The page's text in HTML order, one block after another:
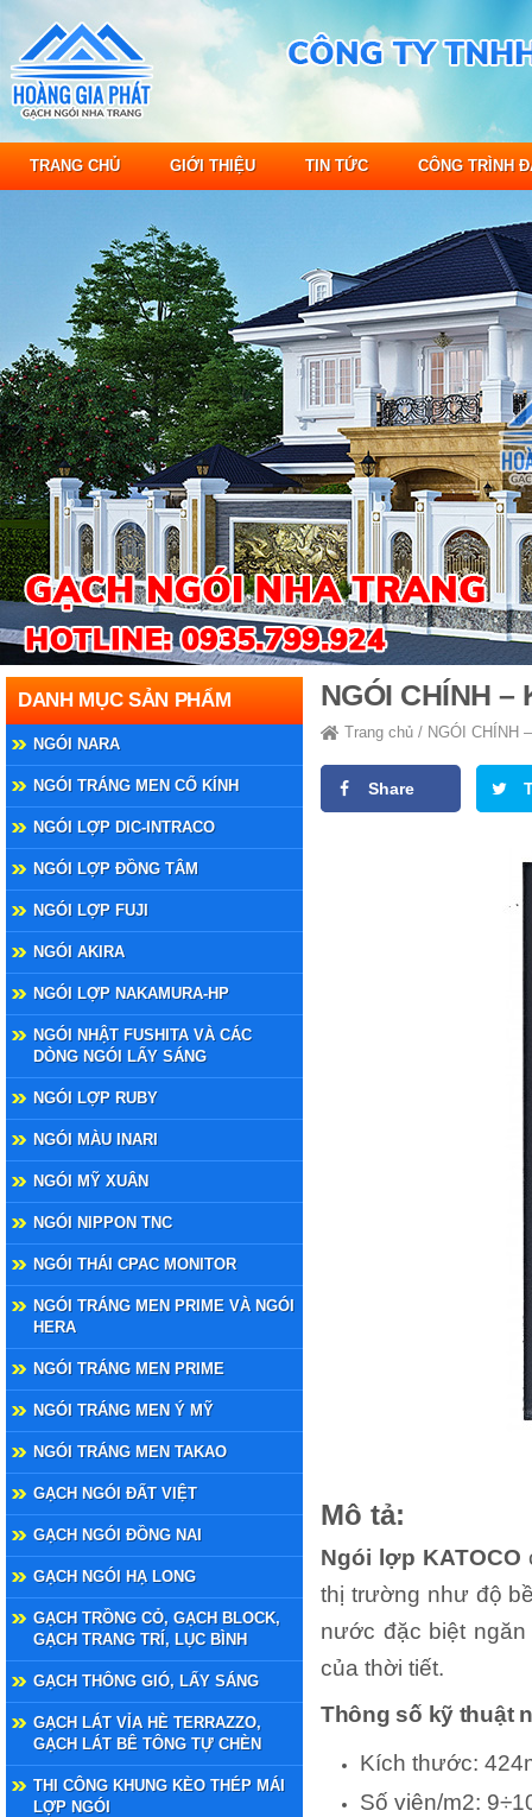
TRANG CHỦ GIỚI THIỆU TIN TỨC CÔNG TRÌNH
DANH MỤC SẢN PHẨM
NGÓI NARA
NGÓI TRÁNG MEN CỔ KÍNH
NGÓI LỢP DIC-INTRACO
NGÓI LỢP ĐỒNG TÂM
NGÓI LỢP FUJI
NGÓI AKIRA
NGÓI LỢP NAKAMURA-HP
NGÓI NHẬT FUSHITA VÀ CÁC
DÒNG NGÓI LẤY SÁNG
NGÓI LỢP RUBY
NGÓI MÀU INARI
NGÓI MỸ XUÂN
NGÓI NIPPON TNC
NGÓI THÁI CPAC MONITOR
NGÓI TRÁNG MEN PRIME VÀ NGÓI
HERA
NGÓI TRÁNG MEN PRIME
NGÓI TRÁNG MEN Ý MỸ
NGÓI TRÁNG MEN TAKAO
GẠCH NGÓI ĐẤT VIỆT
GẠCH NGÓI ĐỒNG NAI
GẠCH NGÓI HẠ LONG
GẠCH TRỒNG CỎ, GẠCH BLOCK,
GẠCH TRANG TRÍ, LỤC BÌNH
GẠCH THÔNG GIÓ, LẤY SÁNG
GẠCH LÁT VỈA HÈ TERRAZZO,
GẠCH LÁT BÊ TÔNG TỰ CHÈN
THI CÔNG KHUNG KÈO THÉP MÁI
LỢP NGÓI
NGÓI CHÍNH –
Trang chủ / NGÓI CHÍNH
Share
Mô tả:
Ngói lợp KATOCO
thị trường như độ
nước đặc biệt
của thời tiết.
Thông số kỹ thuật
Kích thước:
Số viên/m2: